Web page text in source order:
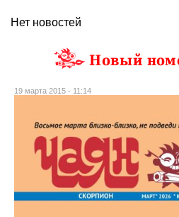
Нет новостей
Новый
19 марта 2015 - 11:14